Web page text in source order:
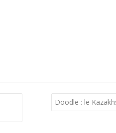
Doodle : le